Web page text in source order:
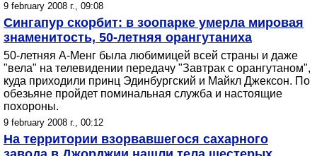
9 february 2008 г., 09:08
Сингапур скорбит: в зоопарке умерла мировая
знаменитость, 50-летняя орангутаниха
50-летняя А-Менг была любимицей всей страны и даже
"вела" на телевидении передачу "Завтрак с орангутаном",
куда приходили принц Эдинбургский и Майкл Джексон. По
обезьяне пройдет поминальная служба и настоящие
похороны.
9 february 2008 г., 00:12
На территории взорвавшегося сахарного